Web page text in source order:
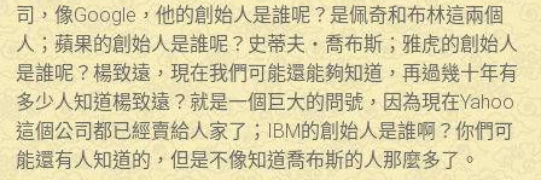
司，像Google，他的創始人是誰呢？是佩奇和布林這兩個
人；蘋果的創始人是誰呢？史蒂夫・喬布斯；雅虎的創始人
是誰呢？楊致遠，現在我們可能還能夠知道，再過幾十年有
多少人知道楊致遠？就是一個巨大的問號，因為現在Yahoo
這個公司都已經賣給人家了；IBM的創始人是誰啊？你們可
能還有人知道的，但是不像知道喬布斯的人那麼多了。